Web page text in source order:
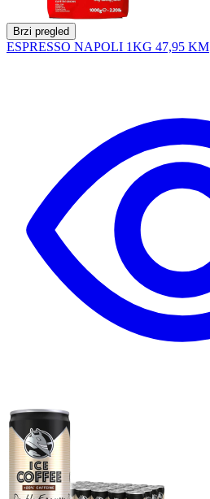
Brzi pregled
ESPRESSO NAPOLI 1KG 47,95 KM